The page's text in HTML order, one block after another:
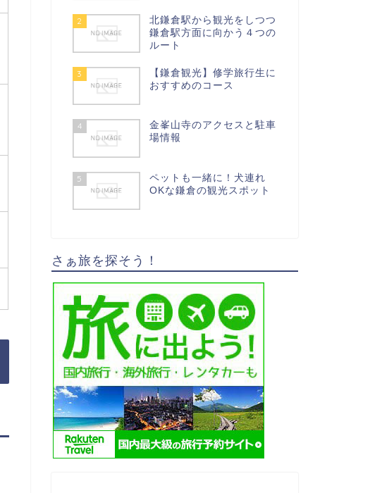
2
北鎌倉駅から観光をしつつ
鎌倉駅方面に向かう４つの
ルート
3
【鎌倉観光】修学旅行生に
おすすめのコース
4
金峯山寺のアクセスと駐車
場情報
5
ペットも一緒に！犬連れ
OKな鎌倉の観光スポット
さぁ旅を探そう！